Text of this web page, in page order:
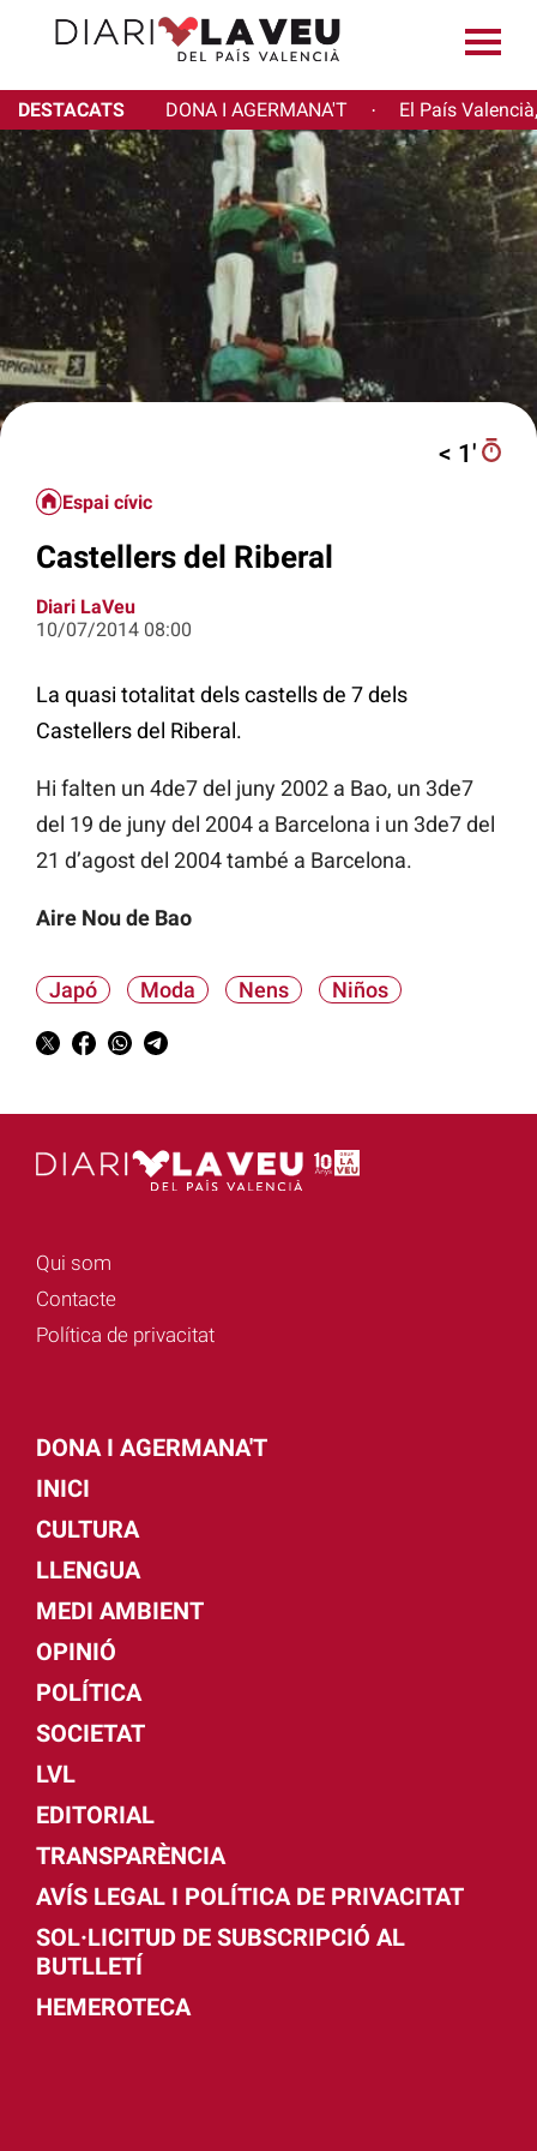
DESTACATS DONA I AGERMANA'T · El País
< 1′
Espai cívic
Castellers del Riberal
Diari LaVeu
10/07/2014 08:00
La quasi totalitat dels castells de 7 dels
Castellers del Riberal.
Hi falten un 4de7 del juny 2002 a Bao, un 3de7
del 19 de juny del 2004 a Barcelona i un 3de7 del
21 d’agost del 2004 també a Barcelona.
Aire Nou de Bao
Japó Moda Nens Niños
Qui som
Contacte
Política de privacitat
DONA I AGERMANA'T
INICI
CULTURA
LLENGUA
MEDI AMBIENT
OPINIÓ
POLÍTICA
SOCIETAT
LVL
EDITORIAL
TRANSPARÈNCIA
AVÍS LEGAL I POLÍTICA DE PRIVACITAT
SOL·LICITUD DE SUBSCRIPCIÓ AL
BUTLLETÍ
HEMEROTECA